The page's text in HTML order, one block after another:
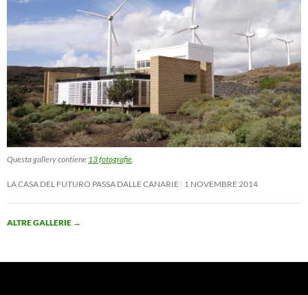
Questa gallery contiene 13 fotografie
LA CASA DEL FUTURO PASSA DALLE CANARIE 1 NOVEMBRE 2014
ALTRE GALLERIE →